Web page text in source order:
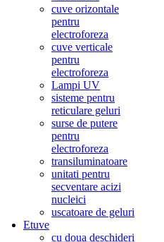
cuve orizontale
pentru
electroforeza
cuve verticale
pentru
electroforeza
Lampi UV
sisteme pentru
reticulare geluri
surse de putere
pentru
electroforeza
transiluminatoare
unitati pentru
secventare acizi
nucleici
uscatoare de geluri
Etuve
cu doua deschideri